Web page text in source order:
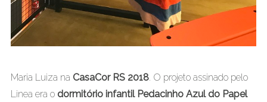
Maria Luiza na CasaCor RS 2018. O projeto assinado pelo
Linea era o dormitório infantil Pedacinho Azul do Papel